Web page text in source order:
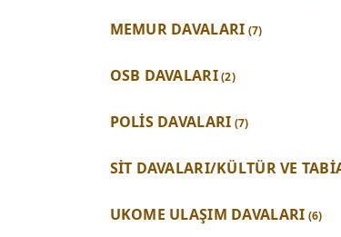
MEMUR DAVALARI (7)
OSB DAVALARI(2)
POLİS DAVALARI (7)
SİT DAVALARI/KÜLTÜR VE
UKOME ULAŞIM DAVALARI (6)